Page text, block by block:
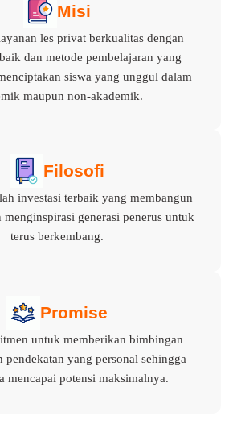
Misi
les privat berkualitas dengan
dan metode pembelajaran yang
siswa yang unggul dalam
maupun non-akademik.
Filosofi
investasi terbaik yang membangun
menginspirasi generasi penerus untuk
terus berkembang.
Promise
untuk memberikan bimbingan
pendekatan yang personal sehingga
mencapai potensi maksimalnya.